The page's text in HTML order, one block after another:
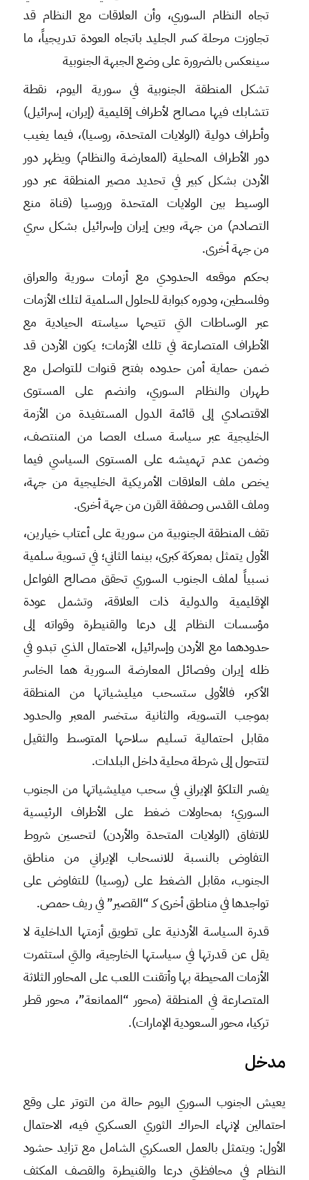
تجاه النظام السوري، وأن العلاقات مع النظام قد
تجاوزت مرحلة كسر الجليد باتجاه العودة تدريجياً، ما
سينعكس بالضرورة على وضع الجبهة الجنوبية
تشكل المنطقة الجنوبية في سورية اليوم، نقطة
تتشابك فيها مصالح لأطراف إقليمية (إيران، إسرائيل)
وأطراف دولية (الولايات المتحدة، روسيا)، فيما يغيب
دور الأطراف المحلية (المعارضة والنظام) ويظهر دور
الأردن بشكل كبير في تحديد مصير المنطقة عبر دور
الوسيط بين الولايات المتحدة وروسيا (قناة منع
التصادم) من جهة، وبين إيران وإسرائيل بشكل سري
من جهة أخرى.
بحكم موقعه الحدودي مع أزمات سورية والعراق
وفلسطين، ودوره كبوابة للحلول السلمية لتلك الأزمات
عبر الوساطات التي تتيحها سياسته الحيادية مع
الأطراف المتصارعة في تلك الأزمات؛ يكون الأردن قد
ضمن حماية أمن حدوده بفتح قنوات للتواصل مع
طهران والنظام السوري، وانضم على المستوى
الاقتصادي إلى قائمة الدول المستفيدة من الأزمة
الخليجية عبر سياسة مسك العصا من المنتصف،
وضمن عدم تهميشه على المستوى السياسي فيما
يخص ملف العلاقات الأمريكية الخليجية من جهة،
وملف القدس وصفقة القرن من جهة أخرى.
تقف المنطقة الجنوبية من سورية على أعتاب خيارين،
الأول يتمثل بمعركة كبرى، بينما الثاني؛ في تسوية سلمية
نسبياً لملف الجنوب السوري تحقق مصالح الفواعل
الإقليمية والدولية ذات العلاقة، وتشمل عودة
مؤسسات النظام إلى درعا والقنيطرة وقواته إلى
حدودهما مع الأردن وإسرائيل، الاحتمال الذي تبدو في
ظله إيران وفصائل المعارضة السورية هما الخاسر
الأكبر، فالأولى ستسحب ميليشياتها من المنطقة
بموجب التسوية، والثانية ستخسر المعبر والحدود
مقابل احتمالية تسليم سلاحها المتوسط والثقيل
لتتحول إلى شرطة محلية داخل البلدات.
يفسر التلكؤ الإيراني في سحب ميليشياتها من الجنوب
السوري؛ بمحاولات ضغط على الأطراف الرئيسية
للاتفاق (الولايات المتحدة والأردن) لتحسين شروط
التفاوض بالنسبة للانسحاب الإيراني من مناطق
الجنوب، مقابل الضغط على (روسيا) للتفاوض على
تواجدها في مناطق أخرى كـ “القصير” في ريف حمص.
قدرة السياسة الأردنية على تطويق أزمتها الداخلية لا
يقل عن قدرتها في سياستها الخارجية، والتي استثمرت
الأزمات المحيطة بها وأتقنت اللعب على المحاور الثلاثة
المتصارعة في المنطقة (محور “الممانعة”، محور قطر
تركيا، محور السعودية الإمارات).
مدخل
يعيش الجنوب السوري اليوم حالة من التوتر على وقع
احتمالين لإنهاء الحراك الثوري العسكري فيه، الاحتمال
الأول: ويتمثل بالعمل العسكري الشامل مع تزايد حشود
النظام في محافظتي درعا والقنيطرة والقصف المكثف